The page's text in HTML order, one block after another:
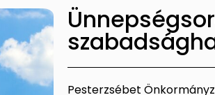
Pesterzsébet